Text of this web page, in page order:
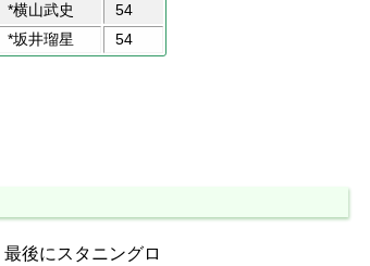
*横山武史
54
*坂井瑠星 54
後にスタニングロ